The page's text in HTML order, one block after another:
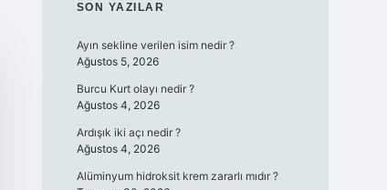
SIDEBAR
SON YAZILAR
Ayın sekline verilen isim nedir ?
Ağustos 5, 2026
Burcu Kurt olayı nedir ?
Ağustos 4, 2026
Ardışık iki açı nedir ?
Ağustos 4, 2026
Alüminyum hidroksit krem zararlı mıdır ?